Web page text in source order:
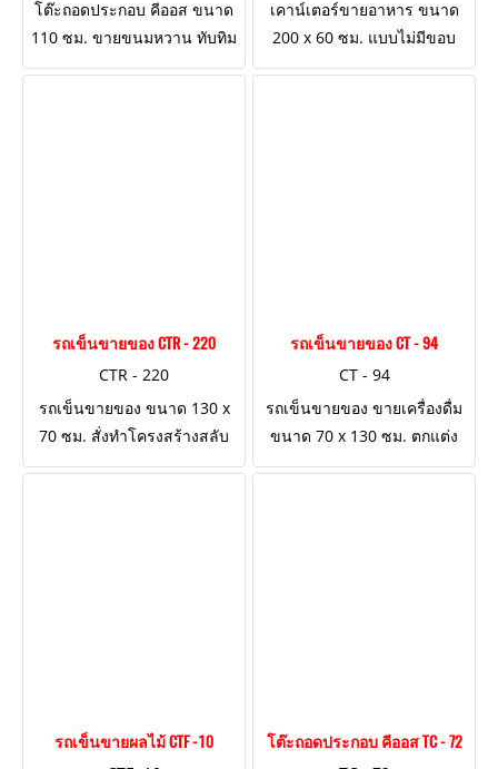
โต๊ะถอดประกอบ คีออส ขนาด
110 ซม. ขายขนมหวาน ทับทิม
กรอบ ออกแบบตกแต่งงานป้าย
เคาน์เตอร์ขายอาหาร ขนาด
200 x 60 ซม. แบบไม่มีขอบ
ผนังอลูมิเนียมลอน
รถเข็นขายของ CTR - 220
CTR - 220
รถเข็นขายของ ขนาด 130 x
70 ซม. สั่งทำโครงสร้างสลับ
ด้าน เล่นลายน๊อตผนังตู้ด้าน
รถเข็นขายของ CT - 94
CT - 94
รถเข็นขายของ ขายเครื่องดื่ม
ขนาด 70 x 130 ซม. ตกแต่ง
งานไม้ เล่นลายขอบเหล็กตู้ด้าน
รถเข็นขายผลไม้ CTF -10
โต๊ะถอดประกอบ คีออส TC - 72